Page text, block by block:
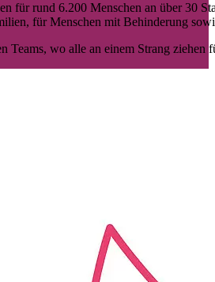
für rund 6.200 Menschen an über 30
für Menschen mit Behinderung
Teams, wo alle an einem Strang